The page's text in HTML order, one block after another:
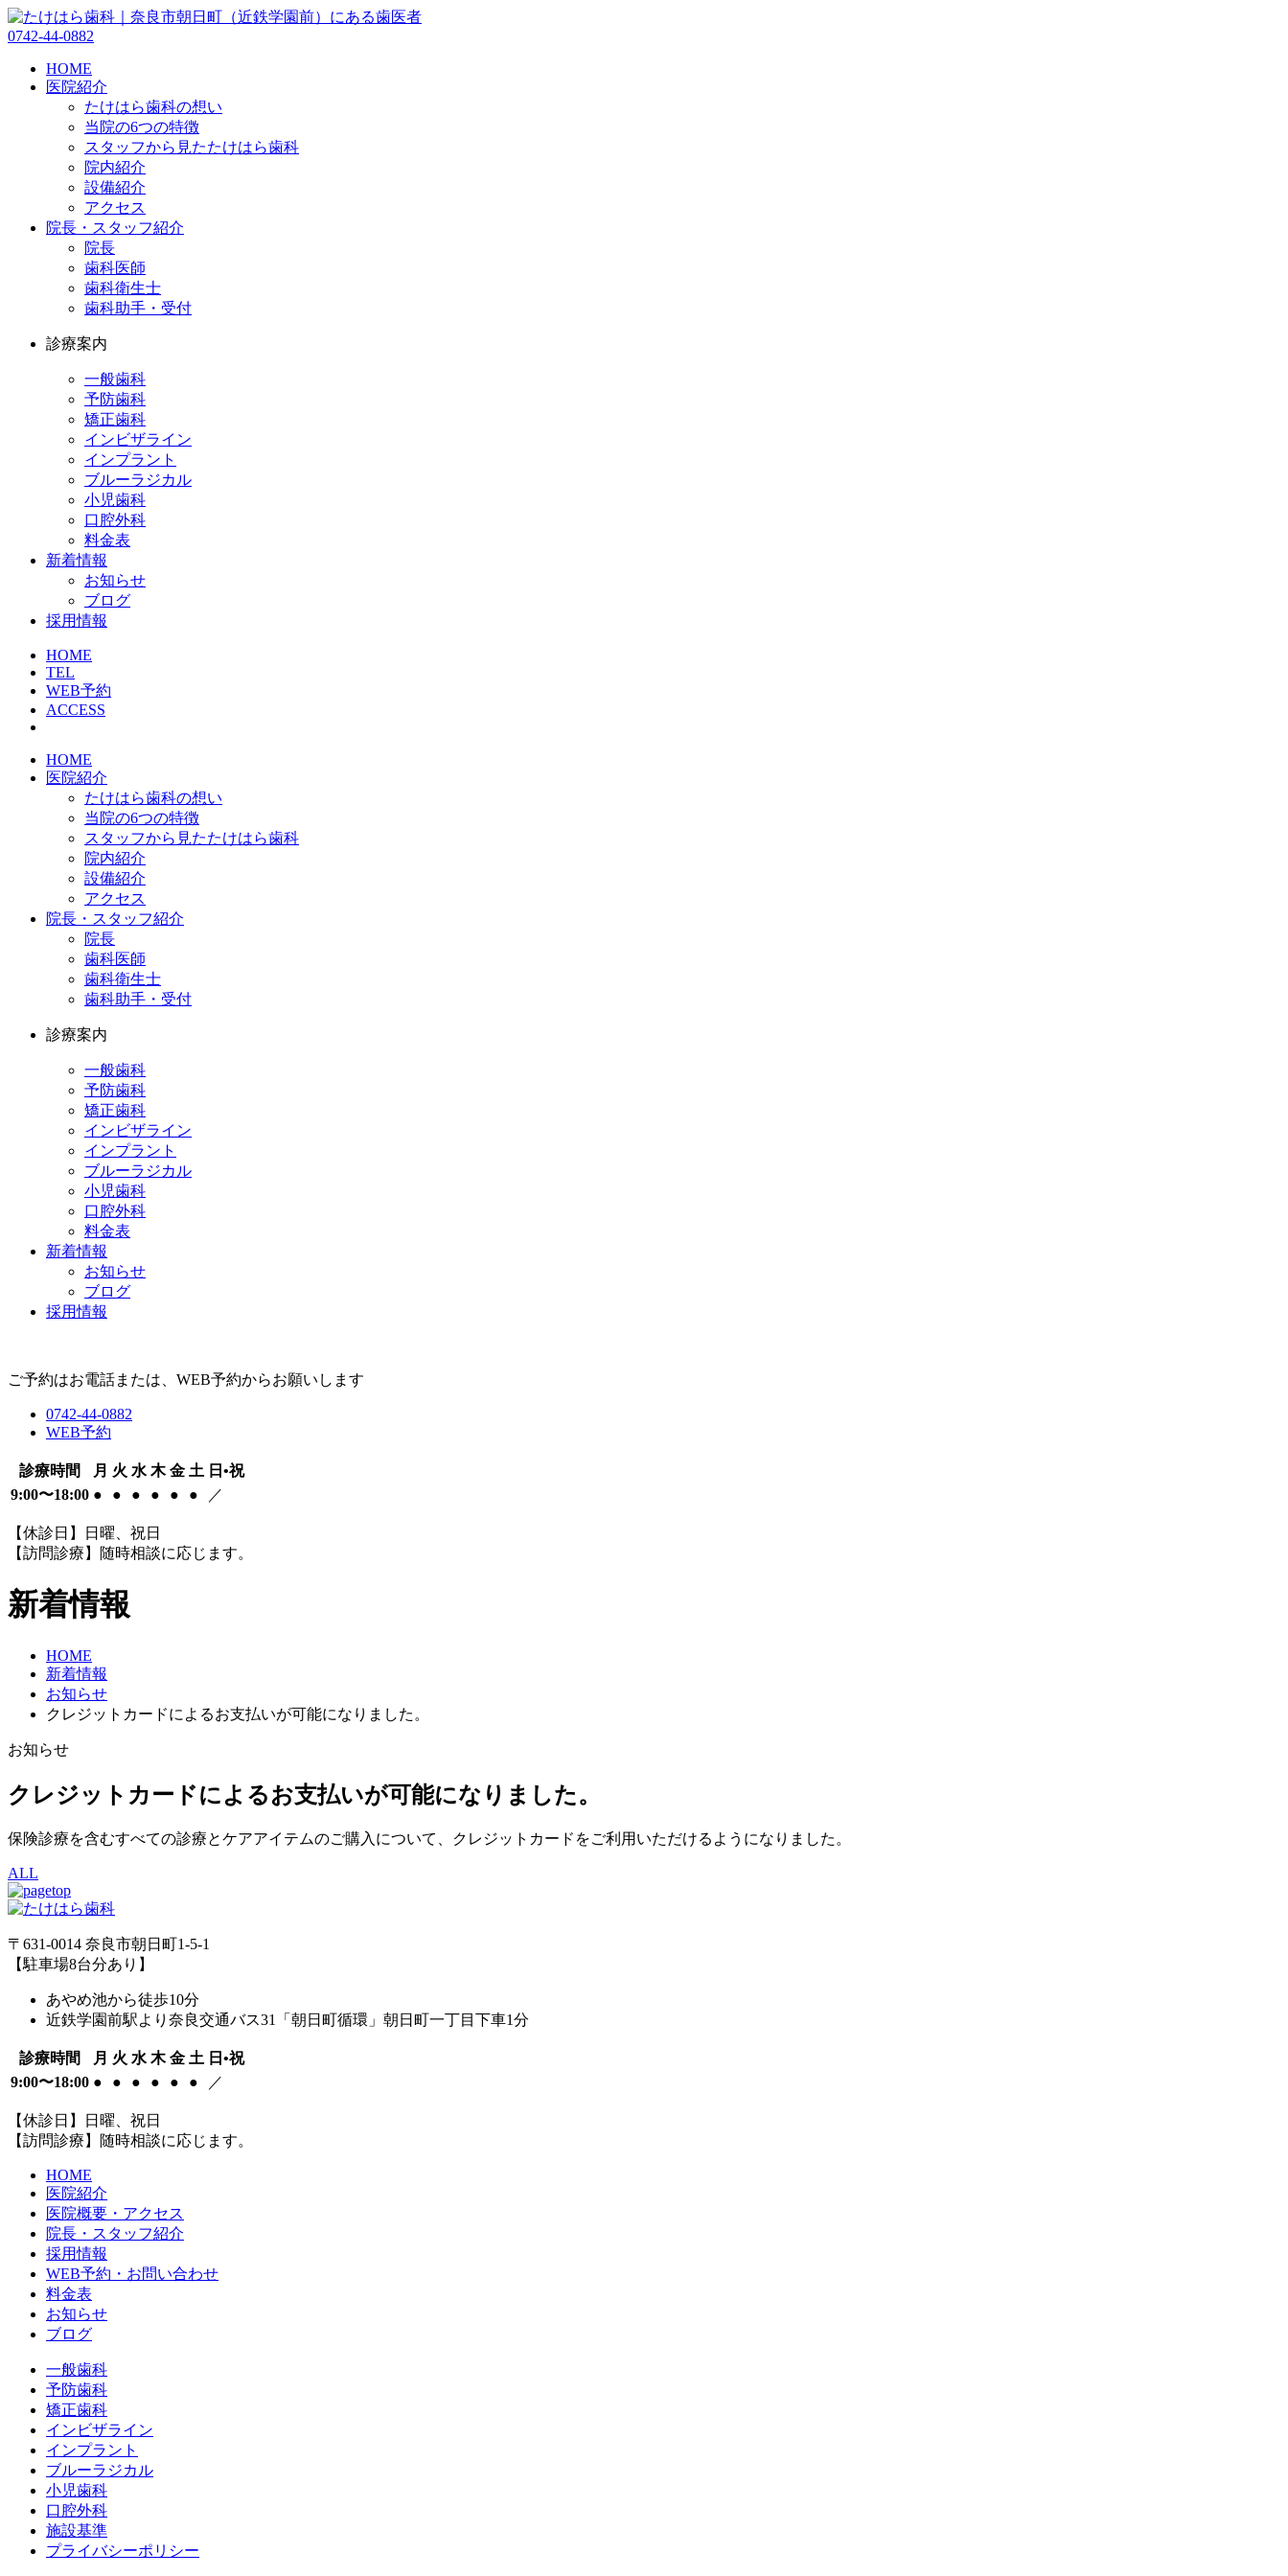
0742-44-0882
HOME
医院紹介
たけはら歯科の想い
当院の6つの特徴
スタッフから見たたけはら歯科
院内紹介
設備紹介
アクセス
院長・スタッフ紹介
院長
歯科医師
歯科衛生士
歯科助手・受付
診療案内
一般歯科
予防歯科
矯正歯科
インビザライン
インプラント
ブルーラジカル
小児歯科
口腔外科
料金表
新着情報
お知らせ
ブログ
採用情報
HOME
TEL
WEB予約
ACCESS
HOME
医院紹介
たけはら歯科の想い
当院の6つの特徴
スタッフから見たたけはら歯科
院内紹介
設備紹介
アクセス
院長・スタッフ紹介
院長
歯科医師
歯科衛生士
歯科助手・受付
診療案内
一般歯科
予防歯科
矯正歯科
インビザライン
インプラント
ブルーラジカル
小児歯科
口腔外科
料金表
新着情報
お知らせ
ブログ
採用情報
ご予約はお電話または、WEB予約からお願いします
0742-44-0882
WEB予約
診療時間 月 火 水 木 金 土 日•祝
9:00〜18:00 ● ● ● ● ● ● ／
【休診日】日曜、祝日
【訪問診療】随時相談に応じます。
新着情報
HOME
新着情報
お知らせ
クレジットカードによるお支払いが可能になりました。
お知らせ
クレジットカードによるお支払いが可能になりました。
保険診療を含むすべての診療とケアアイテムのご購入について、クレジットカードをご利用いただけるようになりました。
ALL
〒631-0014 奈良市朝日町1-5-1
【駐車場8台分あり】
あやめ池から徒歩10分
近鉄学園前駅より奈良交通バス31「朝日町循環」朝日町一丁目下車1分
診療時間 月 火 水 木 金 土 日•祝
9:00〜18:00 ● ● ● ● ● ● ／
【休診日】日曜、祝日
【訪問診療】随時相談に応じます。
HOME
医院紹介
医院概要・アクセス
院長・スタッフ紹介
採用情報
WEB予約・お問い合わせ
料金表
お知らせ
ブログ
一般歯科
予防歯科
矯正歯科
インビザライン
インプラント
ブルーラジカル
小児歯科
口腔外科
施設基準
プライバシーポリシー